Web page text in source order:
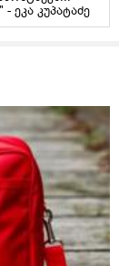
ეკა კუპატაძე